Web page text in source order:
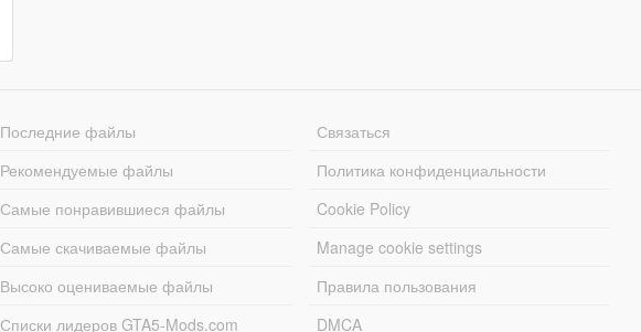
Последние файлы
Рекомендуемые файлы
Самые понравившиеся файлы
Самые скачиваемые файлы
Высоко оцениваемые файлы
Списки лидеров GTA5-Mods.com
Связаться
Политика конфиденциальности
Cookie Policy
Manage cookie settings
Правила пользования
DMCA